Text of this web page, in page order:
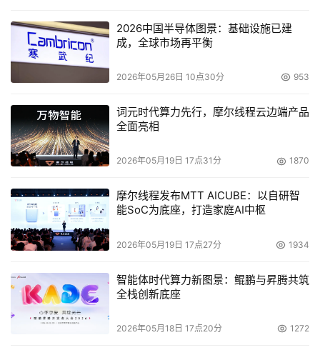
2026中国半导体图景：基础设施已建
成，全球市场再平衡
2026年05月26日 10点30分 953
词元时代算力先行，摩尔线程云边端产品
全面亮相
2026年05月19日 17点31分 1870
摩尔线程发布MTT AICUBE：以自研智
能SoC为底座，打造家庭AI中枢
2026年05月19日 17点27分 1934
智能体时代算力新图景：鲲鹏与昇腾共筑
全栈创新底座
2026年05月18日 17点20分 1272